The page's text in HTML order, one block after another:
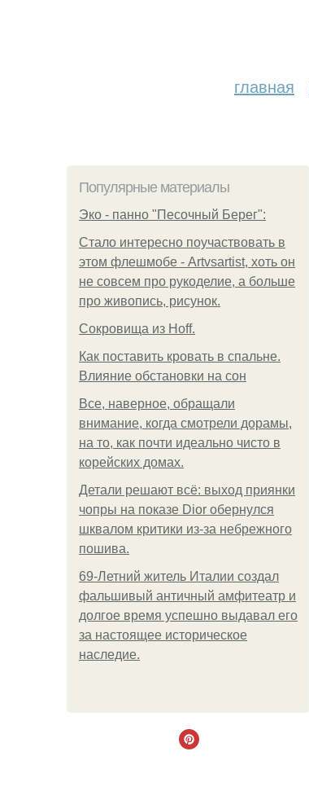
главная
Популярные материалы
Эко - панно "Песочный Берег":
Стало интересно поучаствовать в
этом флешмобе - Artvsartist, хоть он
не совсем про рукоделие, а больше
про живопись, рисунок.
Сокровища из Hoff.
Как поставить кровать в спальне.
Влияние обстановки на сон
Все, наверное, обращали
внимание, когда смотрели дорамы,
на то, как почти идеально чисто в
корейских домах.
Детали решают всё: выход приянки
чопры на показе Dior обернулся
шквалом критики из-за небрежного
пошива.
69-Летний житель Италии создал
фальшивый античный амфитеатр и
долгое время успешно выдавал его
за настоящее историческое
наследие.